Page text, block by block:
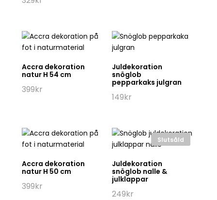
Accra dekoration
natur H 54 cm
399kr
Juldekoration
snöglob
pepparkaks julgran
149kr
Accra dekoration
natur H 50 cm
399kr
Slutsåld
Juldekoration
snöglob nalle &
julklappar
249kr